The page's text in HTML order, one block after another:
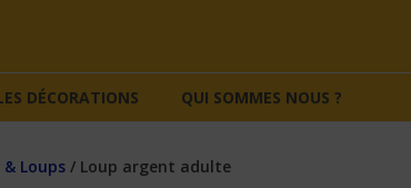
DÉCORATIONS QUI SOMMES NOUS ?
Loups / Loup argent adulte